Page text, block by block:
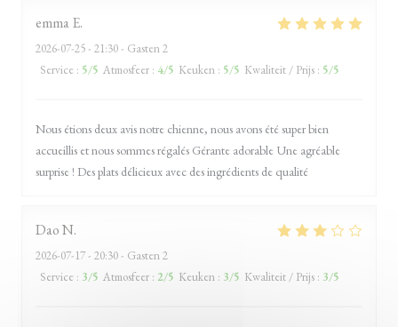
emmaE
2026-07-25- 21:30 - Gasten 2
Service : 5/5 Atmosfeer : 4/5 Keuken : 5/5 Kwaliteit / Prijs : 5/5
Nous étions deux avis notre chienne, nous avons été super bien
accueillis et nous sommes régalés Gérante adorable Une agréable
surprise ! Des plats délicieux avec des ingrédients de qualité
DaoN
2026-07-17- 20:30 - Gasten 2
Service : 3/5 Atmosfeer : 2/5 Keuken : 3/5 Kwaliteit / Prijs : 3/5